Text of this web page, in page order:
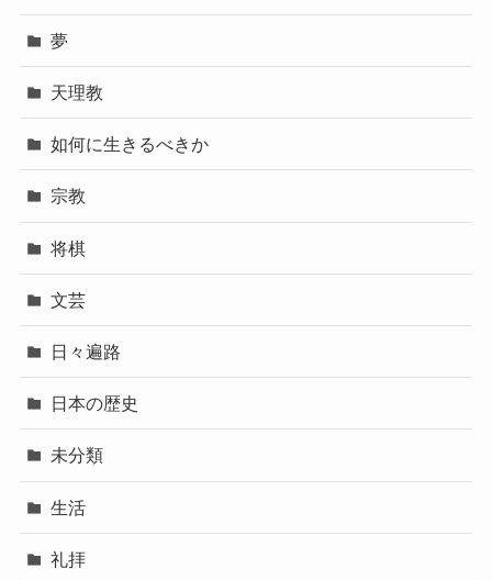
夢
天理教
如何に生きるべきか
宗教
将棋
文芸
日々遍路
日本の歴史
未分類
生活
礼拝